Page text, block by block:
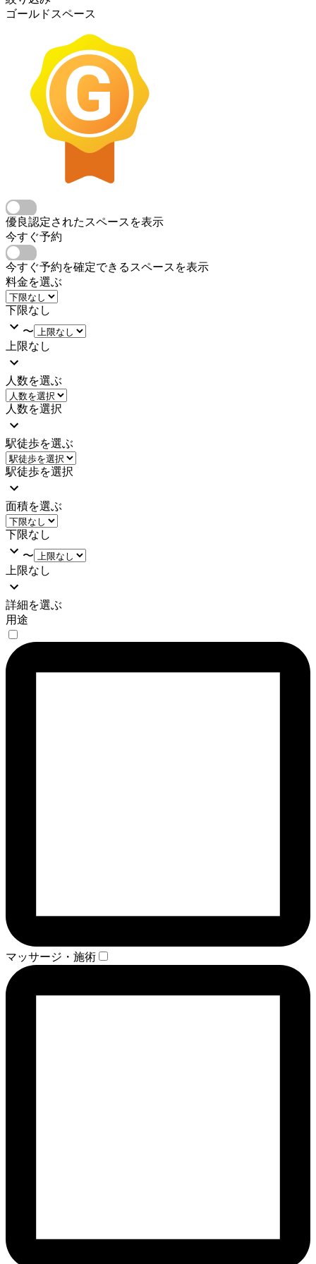
ゴールドスペース
優良認定されたスペースを表示
今すぐ予約
今すぐ予約を確定できるスペースを表示
料金を選ぶ
下限なし
〜
上限なし
人数を選ぶ
人数を選択
駅徒歩を選ぶ
駅徒歩を選択
面積を選ぶ
下限なし
〜
上限なし
詳細を選ぶ
用途
マッサージ・施術